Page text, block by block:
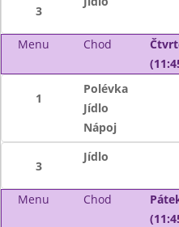
3
Menu Chod
1
Polévka
Jídlo
Nápoj
3
Jídlo
Menu Chod